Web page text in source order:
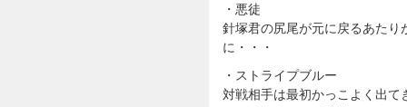
・悪徒
針塚君の尻尾が元に戻るあた
に・・・
・ストライプブルー
対戦相手は最初かっこよく出